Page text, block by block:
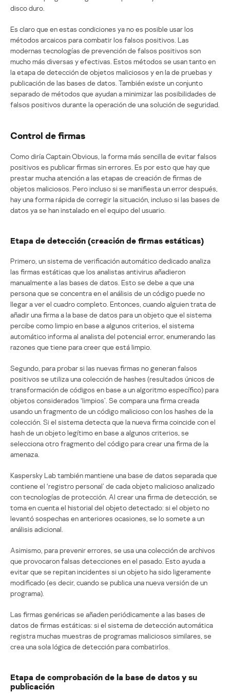
disco duro.
Es claro que en estas condiciones ya no es posible usar los
métodos arcaicos para combatir los falsos positivos. Las
modernas tecnologías de prevención de falsos positivos son
mucho más diversas y efectivas. Estos métodos se usan tanto en
la etapa de detección de objetos maliciosos y en la de pruebas y
publicación de las bases de datos. También existe un conjunto
separado de métodos que ayudan a minimizar las posibilidades de
falsos positivos durante la operación de una solución de seguridad.
Control de firmas
Como diría Captain Obvious, la forma más sencilla de evitar falsos
positivos es publicar firmas sin errores. Es por esto que hay que
prestar mucha atención a las etapas de creación de firmas de
objetos maliciosos. Pero incluso si se manifiesta un error después,
hay una forma rápida de corregir la situación, incluso si las bases de
datos ya se han instalado en el equipo del usuario.
Etapa de detección (creación de firmas estáticas)
Primero, un sistema de verificación automático dedicado analiza
las firmas estáticas que los analistas antivirus añadieron
manualmente a las bases de datos. Esto se debe a que una
persona que se concentra en el análisis de un código puede no
llegar a ver el cuadro completo. Entonces, cuando alguien trata de
añadir una firma a la base de datos para un objeto que el sistema
percibe como limpio en base a algunos criterios, el sistema
automático informa al analista del potencial error, enumerando las
razones que tiene para creer que está limpio.
Segundo, para probar si las nuevas firmas no generan falsos
positivos se utiliza una colección de hashes (resultados únicos de
transformación de códigos en base a un algoritmo específico) para
objetos considerados ‘limpios’. Se compara una firma creada
usando un fragmento de un código malicioso con los hashes de la
colección. Si el sistema detecta que la nueva firma coincide con el
hash de un objeto legítimo en base a algunos criterios, se
selecciona otro fragmento del código para crear una firma de la
amenaza.
Kaspersky Lab también mantiene una base de datos separada que
contiene el ‘registro personal’ de cada objeto malicioso analizado
con tecnologías de protección. Al crear una firma de detección, se
toma en cuenta el historial del objeto detectado: si el objeto no
levantó sospechas en anteriores ocasiones, se lo somete a un
análisis adicional.
Asimismo, para prevenir errores, se usa una colección de archivos
que provocaron falsas detecciones en el pasado. Esto ayuda a
evitar que se repitan incidentes si un objeto ha sido ligeramente
modificado (es decir, cuando se publica una nueva versión de un
programa).
Las firmas genéricas se añaden periódicamente a las bases de
datos de firmas estáticas: si el sistema de detección automática
registra muchas muestras de programas maliciosos similares, se
crea una sola lógica de detección para combatirlos.
Etapa de comprobación de la base de datos y su
publicación